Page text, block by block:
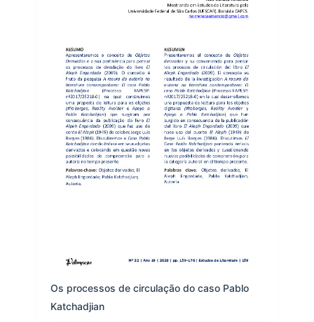
Os processos de circulação do caso Pablo
Katchadjian